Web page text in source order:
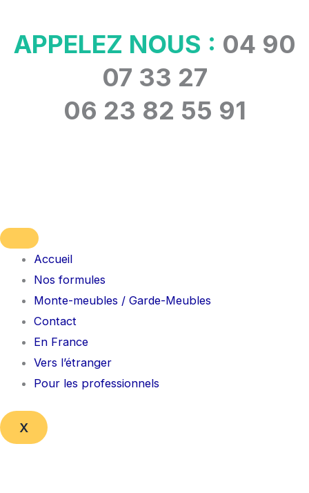
contenu
APPELEZ NOUS : 04 90
07 33 27
06 23 82 55 91
Accueil
Nos formules
Monte-meubles / Garde-Meubles
Contact
En France
Vers l’étranger
Pour les professionnels
X